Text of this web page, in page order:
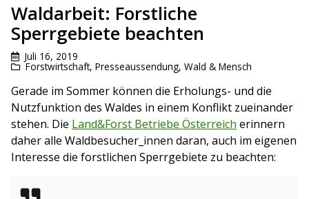
Waldarbeit: Forstliche
Sperrgebiete beachten
Juli 16, 2019
Forstwirtschaft, Presseaussendung, Wald & Mensch
Gerade im Sommer können die Erholungs- und die
Nutzfunktion des Waldes in einem Konflikt zueinander
stehen. Die Land&Forst Betriebe Österreich erinnern
daher alle Waldbesucher_innen daran, auch im eigenen
Interesse die forstlichen Sperrgebiete zu beachten: